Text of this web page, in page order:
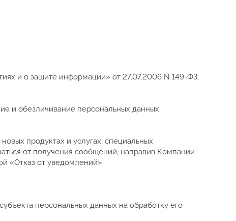
и о защите информации» от 27.07.2006 N 149-ФЗ;
и обезличивание персональных данных;
продуктах и услугах, специальных
от получения сообщений, направив Компании
«Отказ от уведомлений».
персональных данных на обработку его